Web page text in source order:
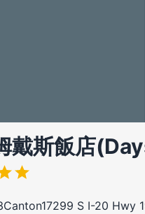
戴斯飯店
S I-20 Hwy